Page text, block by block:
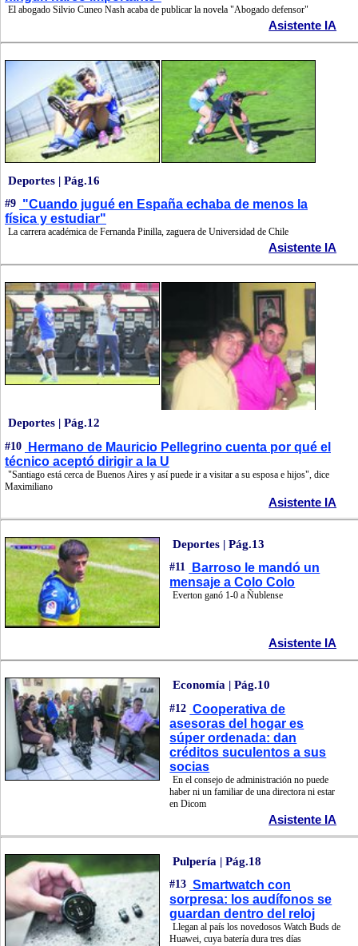
El abogado Silvio Cuneo Nash acaba de publicar la novela "Abogado defensor"
Asistente IA
Deportes | Pág.16
#9 "Cuando jugué en España echaba de menos la
física y estudiar"
La carrera académica de Fernanda Pinilla, zaguera de Universidad de Chile
Asistente IA
Deportes | Pág.12
#10
Hermano de Mauricio Pellegrino cuenta por qué el
técnico aceptó dirigir a la U
"Santiago está cerca de Buenos Aires y así puede ir a visitar a su esposa e hijos", dice
Maximiliano
Asistente IA
Deportes | Pág.13
#11
Barroso le mandó un
mensaje a Colo Colo
Everton ganó 1-0 a Ñublense
Asistente IA
Economía | Pág.10
#12 Cooperativa de
asesoras del hogar es
súper ordenada: dan
créditos suculentos a sus
socias
En el consejo de administración no puede
haber ni un familiar de una directora ni estar
en Dicom
Asistente IA
Pulpería | Pág.18
#13 Smartwatch con
sorpresa: los audífonos se
guardan dentro del reloj
Llegan al país los novedosos Watch Buds de
Huawei, cuya batería dura tres días